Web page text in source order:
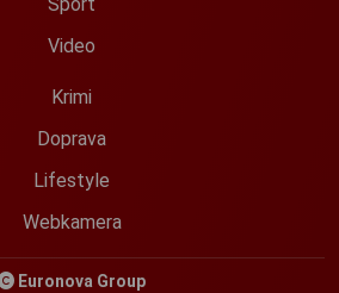
Video
Krimi
Doprava
Lifestyle
Webkamera
Euronova Group